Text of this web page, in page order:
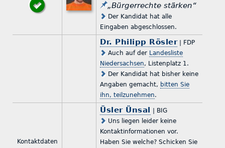
„Bürgerrechte stärken“
Der Kandidat hat alle
Eingaben abgeschlossen.
Dr. Philipp Rösler| FDP
Auch auf der Landesliste
Niedersachsen, Listenplatz 1.
Der Kandidat hat bisher keine
Angaben gemacht, bitten Sie
ihn, teilzunehmen.
Kontaktdaten
Üsler Ünsal | BIG
Uns liegen leider keine
Kontaktinformationen vor.
Haben Sie welche? Schicken Sie